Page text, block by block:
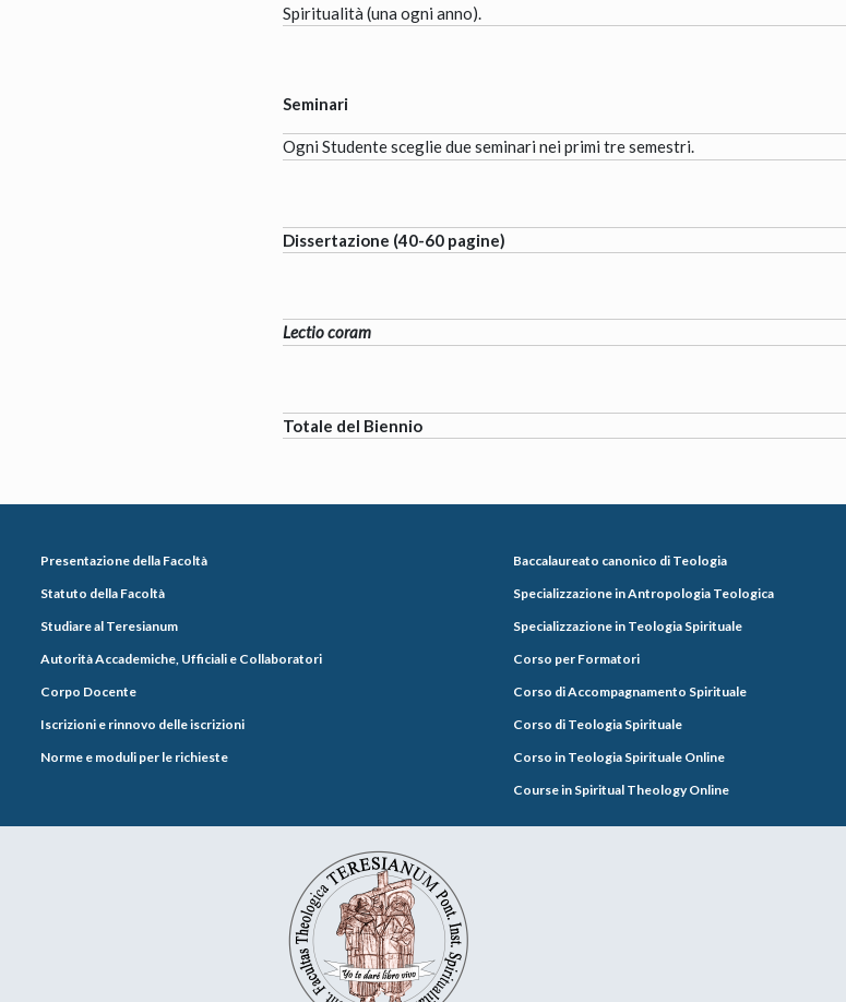
Spiritualità (una ogni anno).
Seminari
Ogni Studente sceglie due seminari nei primi tre semestri.
Dissertazione (40-60 pagine)
Lectio coram
Totale del Biennio
Presentazione della Facoltà
Statuto della Facoltà
Studiare al Teresianum
Autorità Accademiche, Ufficiali e Collaboratori
Corpo Docente
Iscrizioni e rinnovo delle iscrizioni
Norme e moduli per le richieste
Baccalaureato canonico di Teologia
Specializzazione in Antropologia Teologica
Specializzazione in Teologia Spirituale
Corso per Formatori
Corso di Accompagnamento Spirituale
Corso di Teologia Spirituale
Corso in Teologia Spirituale Online
Course in Spiritual Theology Online